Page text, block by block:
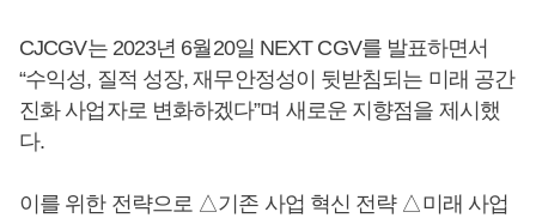
CJCGV는 2023년 6월20일 NEXT CGV를 발표하면서
“수익성, 질적 성장, 재무안정성이 뒷받침되는 미래 공간
진화 사업자로 변화하겠다”며 새로운 지향점을 제시했
다.
이를 위한 전략으로 △기존 사업 혁신 전략 △미래 사업